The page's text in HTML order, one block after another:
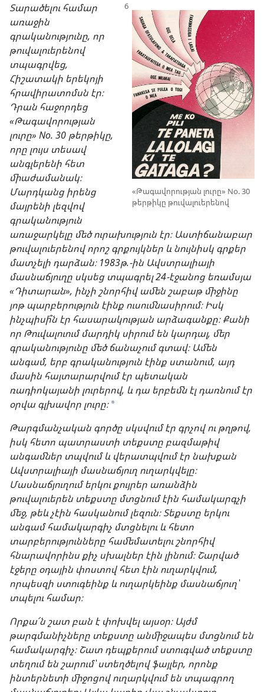
«Թագավորության լուրը» No. 30
թերթիկը թուվալուերենով
Տարածելու համար
առաջին
գրականությունը, որ
թուվալուերենով
տպագրվեց,
Հիշատակի երեկոյի
հրավիրատոմսն էր։
Դրան հաջորդեց
«Թագավորության
լուրը» No. 30 թերթիկը,
որը լույս տեսավ
անգլերենի հետ
միաժամանակ։
Մարդկանց իրենց
մայրենի լեզվով
գրականություն
առաջարկելը մեծ ուրախություն էր։ Աստիճանաբար
թուվալուերենով որոշ գրքույկներ և նույնիսկ գրքեր
մատչելի դարձան։ 1983թ.-ին Ավստրալիայի
մասնաճյուղը սկսեց տպագրել 24-էջանոց եռամսյա
«Դիտարան», ինչի շնորհիվ ամեն շաբաթ միջինը
յոթ պարբերություն էինք ուսումնասիրում։ Իսկ
ինչպիսի՞ն էր հասարակության արձագանքը։ Քանի
որ Թուվալուում մարդիկ սիրում են կարդալ, մեր
գրականությունը մեծ ճանաչում գտավ։ Ամեն
անգամ, երբ գրականություն էինք ստանում, այդ
մասին հայտարարվում էր պետական
ռադիոկայանի լուրերով, և դա երբեմն էլ դառնում էր
օրվա գլխավոր լուրը։ *
Թարգմանչական գործը սկսվում էր գրչով ու թղթով,
իսկ հետո պատրաստի տեքստը բազմաթիվ
անգամներ տպվում և վերատպվում էր նախքան
Ավստրալիայի մասնաճյուղ ուղարկվելը։
Մասնաճյուղում երկու քույրեր առանձին
թուվալուերեն տեքստը մտցնում էին համակարգչի
մեջ, թեև չէին հասկանում լեզուն։ Տեքստը երկու
անգամ համակարգիչ մտցնելու և հետո
տարբերությունները համեմատելու շնորհիվ
հնարավորինս քիչ սխալներ էին լինում։ Շարված
էջերը օդային փոստով հետ էին ուղարկվում,
որպեսզի ստուգեինք և ուղարկեինք մասնաճյուղ՝
տպելու համար։
Որքա՜ն շատ բան է փոխվել այսօր։ Այժմ
թարգմանիչները տեքստը անմիջապես մտցնում են
համակարգիչ։ Շատ դեպքերում ստուգված տեքստը
տեղում են շարում՝ ստեղծելով ֆայլեր, որոնք
ինտերնետի միջոցով ուղարկվում են տպագրող